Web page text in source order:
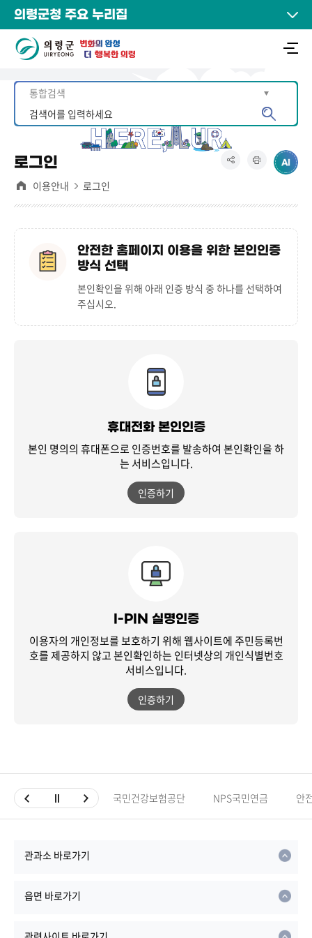
의령군청 주요 누리집
로그인
이용안내 로그인
안전한 홈페이지 이용을 위한 본인인증
방식 선택
본인확인을 위해 아래 인증 방식 중 하나를 선택하여
주십시오.
휴대전화 본인인증
본인 명의의 휴대폰으로 인증번호를 발송하여 본인확인을 하
는 서비스입니다.
인증하기
I-PIN 실명인증
이용자의 개인정보를 보호하기 위해 웹사이트에 주민등록번
호를 제공하지 않고본인확인하는 인터넷상의 개인식별번호
서비스입니다.
인증하기
국민건강보험공단 NPS국민연금 안
관과소 바로가기
읍면 바로가기